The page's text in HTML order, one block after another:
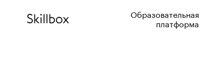
Образовательная
платформа